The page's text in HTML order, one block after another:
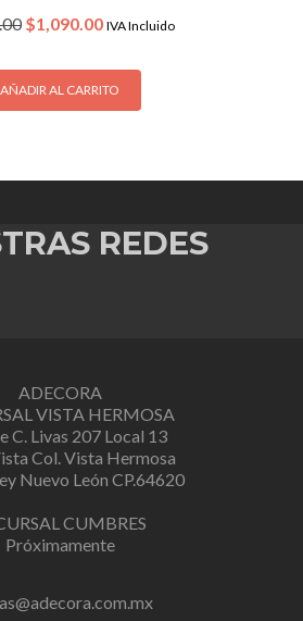
Original
was:
$1,590.00.
$1,090.00Current
is:
$1,090.00.
IVA Incluido
AÑADIR AL CARRITO
REDES
ADECORA
VISTA HERMOSA
C. Livas 207 Local 13
Col. Vista Hermosa
Nuevo León CP.64620
CUMBRES
Próximamente